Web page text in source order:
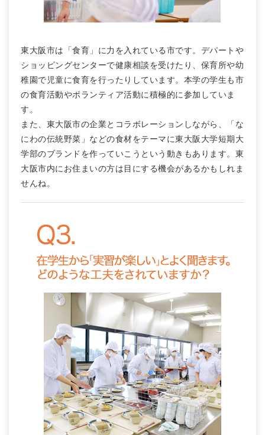
東大阪市は「食育」に力を入れている市です。デパートや
ショッピングセンターで健康相談を受けたり、保育所や幼
稚園で児童に食育を行ったりしています。本学の学生も市
の食育活動やボランティア活動に積極的に参加していま
す。
また、東大阪市の企業とコラボレーションしながら、「な
にわの伝統野菜」などの食材をテーマに東大阪大学短期大
学部のブランドを作っていこうという動きもあります。東
大阪市内にお住まいの方は目にする機会があるかもしれま
せんね。